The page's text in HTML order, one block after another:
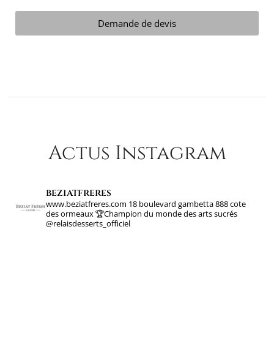
Demande de devis
Actus Instagram
beziatfreres
www.beziatfreres.com 18 boulevard gambetta888 cote
des ormeaux🏆Champion du monde des arts sucrés
@relaisdesserts_officiel